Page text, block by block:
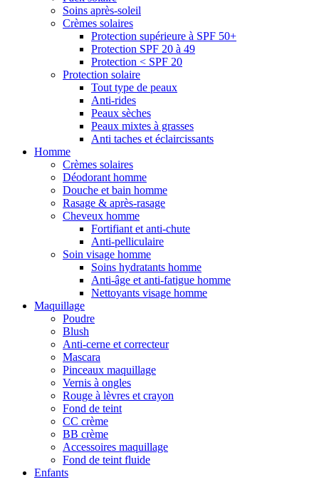
Soins après-soleil
Crèmes solaires
Protection supérieure à SPF 50+
Protection SPF 20 à 49
Protection < SPF 20
Protection solaire
Tout type de peaux
Anti-rides
Peaux sèches
Peaux mixtes à grasses
Anti taches et éclaircissants
Homme
Crèmes solaires
Déodorant homme
Douche et bain homme
Rasage & après-rasage
Cheveux homme
Fortifiant et anti-chute
Anti-pelliculaire
Soin visage homme
Soins hydratants homme
Anti-âge et anti-fatigue homme
Nettoyants visage homme
Maquillage
Poudre
Blush
Anti-cerne et correcteur
Mascara
Pinceaux maquillage
Vernis à ongles
Rouge à lèvres et crayon
Fond de teint
CC crème
BB crème
Accessoires maquillage
Fond de teint fluide
Enfants